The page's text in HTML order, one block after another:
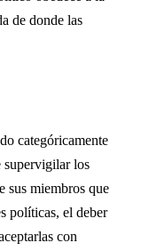
de donde las
categóricamente
supervigilar los
sus miembros que
políticas, el deber
con